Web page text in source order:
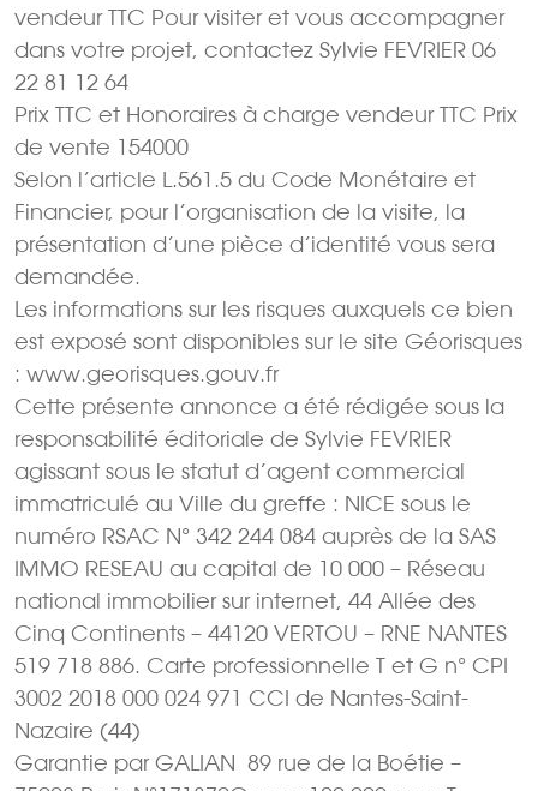
vendeur TTC Pour visiter et vous accompagner
dans votre projet, contactez Sylvie FEVRIER 06
22 81 12 64
Prix TTC et Honoraires à charge vendeur TTC Prix
de vente 154000
Selon l’article L.561.5 du Code Monétaire et
Financier, pour l’organisation de la visite, la
présentation d’une pièce d’identité vous sera
demandée.
Les informations sur les risques auxquels ce bien
est exposé sont disponibles sur le site Géorisques
: www.georisques.gouv.fr
Cette présente annonce a été rédigée sous la
responsabilité éditoriale de Sylvie FEVRIER
agissant sous le statut d’agent commercial
immatriculé au Ville du greffe : NICE sous le
numéro RSAC N° 342 244 084 auprès de la SAS
IMMO RESEAU au capital de 10 000 – Réseau
national immobilier sur internet, 44 Allée des
Cinq Continents – 44120 VERTOU – RNE NANTES
519 718 886. Carte professionnelle T et G n° CPI
3002 2018 000 024 971 CCI de Nantes-Saint-
Nazaire (44)
Garantie par GALIAN  89 rue de la Boétie –